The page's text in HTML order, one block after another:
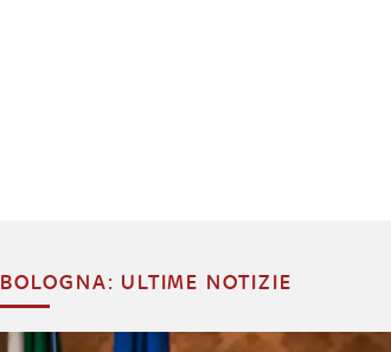
BOLOGNA: ULTIME NOTIZIE